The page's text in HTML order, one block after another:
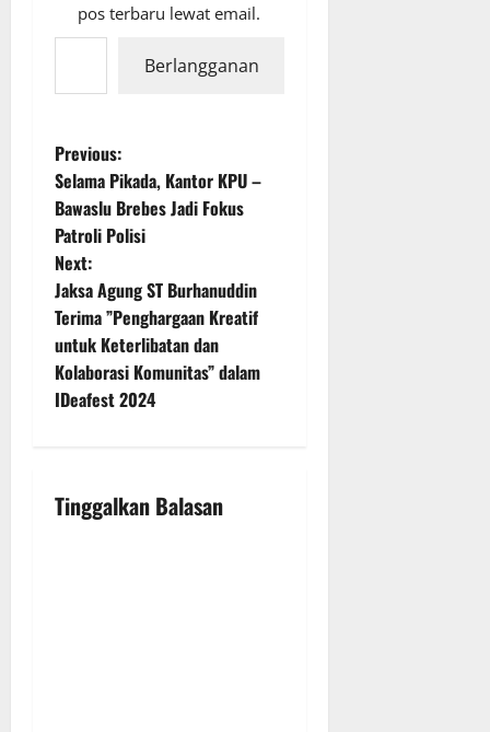
pos terbaru lewat email.
Ketikkan email Anda...
Berlangganan
P
o
s
t
n
a
g
Previous:
Selama Pikada, Kantor KPU –
Bawaslu Brebes Jadi Fokus
Patroli Polisi
Next:
Jaksa Agung ST Burhanuddin
Terima ”Penghargaan Kreatif
untuk Keterlibatan dan
Kolaborasi Komunitas” dalam
IDeafest 2024
Tinggalkan Balasan